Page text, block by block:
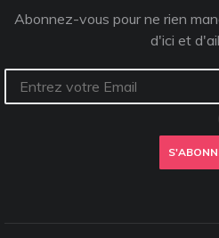
Abonnez-vous pour ne rien
d'ici et